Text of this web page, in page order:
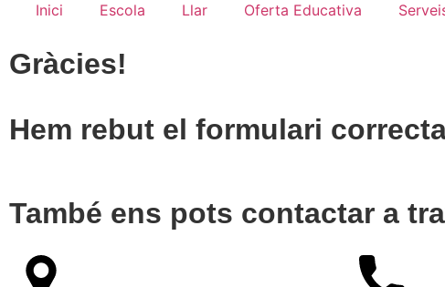
Inici Escola Llar Oferta Educativa
Gràcies!
Hem rebut el formulari
També ens pots contactar a